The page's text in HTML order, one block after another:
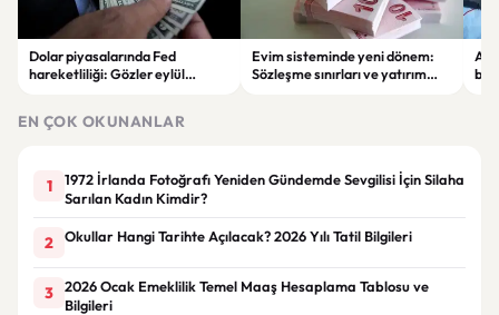
Dolar piyasalarında Fed
hareketliliği: Gözler eylül
Evim sisteminde yeni dönem:
Sözleşme sınırları ve yatırım
EN ÇOK OKUNANLAR
1
1972 İrlanda Fotoğrafı Yeniden Gündemde Sevgilisi İçin Silaha
Sarılan Kadın Kimdir?
2 Okullar Hangi Tarihte Açılacak? 2026 Yılı Tatil Bilgileri
3
2026 Ocak Emeklilik Temel Maaş Hesaplama Tablosu ve
Bilgileri